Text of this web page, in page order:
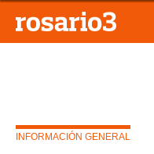
INFORMACIÓN GENERAL